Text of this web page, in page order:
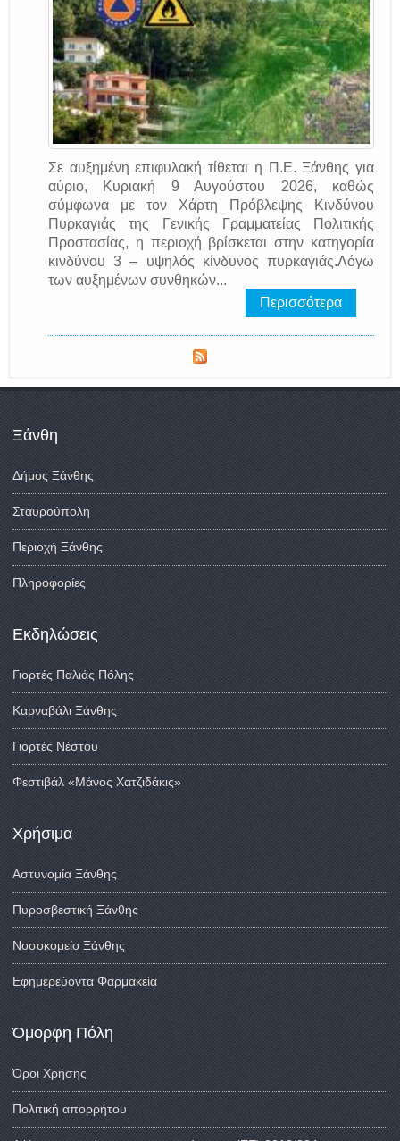
Σε αυξημένη επιφυλακή τίθεται η Π.Ε. Ξάνθης για
αύριο, Κυριακή 9 Αυγούστου 2026, καθώς
σύμφωνα με τον Χάρτη Πρόβλεψης Κινδύνου
Πυρκαγιάς της Γενικής Γραμματείας Πολιτικής
Προστασίας, η περιοχή βρίσκεται στην κατηγορία
κινδύνου 3 – υψηλός κίνδυνος πυρκαγιάς.Λόγω
των αυξημένων συνθηκών...
Περισσότερα
Ξάνθη
Δήμος Ξάνθης
Σταυρούπολη
Περιοχή Ξάνθης
Πληροφορίες
Εκδηλώσεις
Γιορτές Παλιάς Πόλης
Καρναβάλι Ξάνθης
Γιορτές Νέστου
Φεστιβάλ «Μάνος Χατζιδάκις»
Χρήσιμα
Αστυνομία Ξάνθης
Πυροσβεστική Ξάνθης
Νοσοκομείο Ξάνθης
Εφημερεύοντα Φαρμακεία
Όμορφη Πόλη
Όροι Χρήσης
Πολιτική απορρήτου